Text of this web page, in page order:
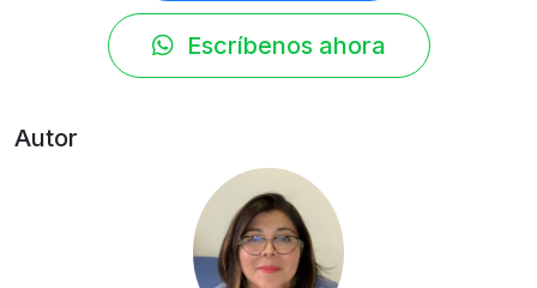
Escríbenos ahora
Autor